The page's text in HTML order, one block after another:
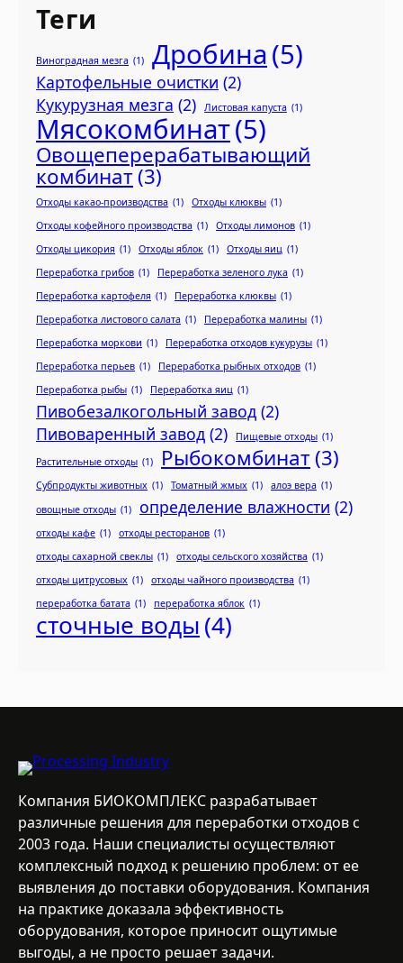
Теги
Виноградная мезга (1) Дробина (5)
Картофельные очистки (2)
Кукурузная мезга (2) Листовая капуста (1)
Мясокомбинат(5)
Овощеперерабатывающий
комбинат(3)
Отходы какао-производства (1) Отходы клюквы (1)
Отходы кофейного производства (1) Отходы лимонов (1)
Отходы цикория (1) Отходы яблок (1) Отходы яиц (1)
Переработка грибов (1) Переработка зеленого лука (1)
Переработка картофеля (1) Переработка клюквы (1)
Переработка листового салата (1) Переработка малины (1)
Переработка моркови (1) Переработка отходов кукурузы (1)
Переработка перьев (1) Переработка рыбных отходов (1)
Переработка рыбы (1) Переработка яиц (1)
Пивобезалкогольный завод (2)
Пивоваренный завод (2) Пищевые отходы (1)
Растительные отходы (1) Рыбокомбинат(3)
Субпродукты животных (1) Томатный жмых (1) алоэ вера (1)
овощные отходы (1) определение влажности (2)
отходы кафе (1) отходы ресторанов (1)
отходы сахарной свеклы (1) отходы сельского хозяйства (1)
отходы цитрусовых (1) отходы чайного производства (1)
переработка батата (1) переработка яблок (1)
сточные воды(4)
Компания БИОКОМПЛЕКС разрабатывает
различные решения для переработки отходов с
2003 года. Наши специалисты осуществляют
комплексный подход к решению проблем: от ее
выявления до поставки оборудования. Компания
на практике доказала эффективность
оборудования, которое приносит ощутимые
выгоды, а не просто решает задачи.